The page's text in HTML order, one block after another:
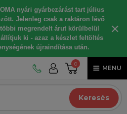
nyári gyárbezárást tart július
Jelenleg csak a raktáron lévő
megrendelt árut körülbelül
ki - azaz a készlet feltöltés
újraindítása után.
×
0
MENU
Keresés